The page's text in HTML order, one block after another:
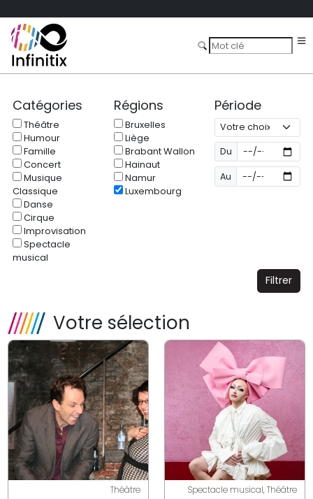
Catégories
Théâtre
Humour
Famille
Concert
Musique
Classique
Danse
Cirque
Improvisation
Spectacle
musical
Régions
Bruxelles
Liège
Brabant Wallon
Hainaut
Namur
Luxembourg
Période
Du
Au
Filtrer
Votre sélection
Théâtre Spectacle musical, Théâtre